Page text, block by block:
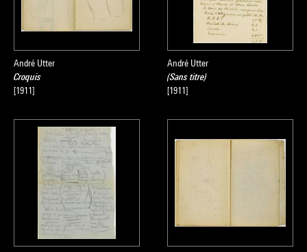
André Utter
Croquis
[1911]
André Utter
(Sans titre)
[1911]